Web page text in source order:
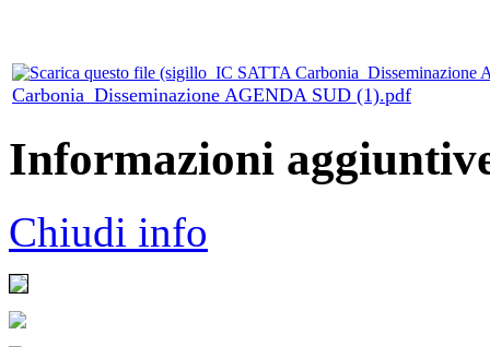
Carbonia_Disseminazione AGENDA SUD (1).pdf
Informazioni
Chiudi info